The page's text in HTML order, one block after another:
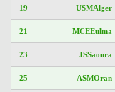
19 USMAlger
21 MCEEulma
23 JSSaoura
25 ASMOran